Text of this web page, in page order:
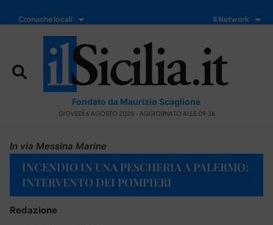
Cronache locali Il Network
Fondato da Maurizio Scaglione
GIOVEDÌ 6 AGOSTO 2026 - AGGIORNATO ALLE 09:36
In via Messina Marine
INCENDIO IN UNA PESCHERIA A PALERMO:
INTERVENTO DEI POMPIERI
Redazione